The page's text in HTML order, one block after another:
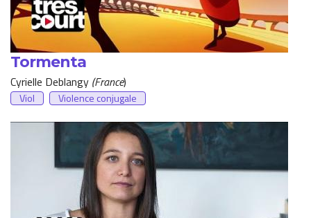
Tormenta
Cyrielle Deblangy (France)
Viol Violence conjugale